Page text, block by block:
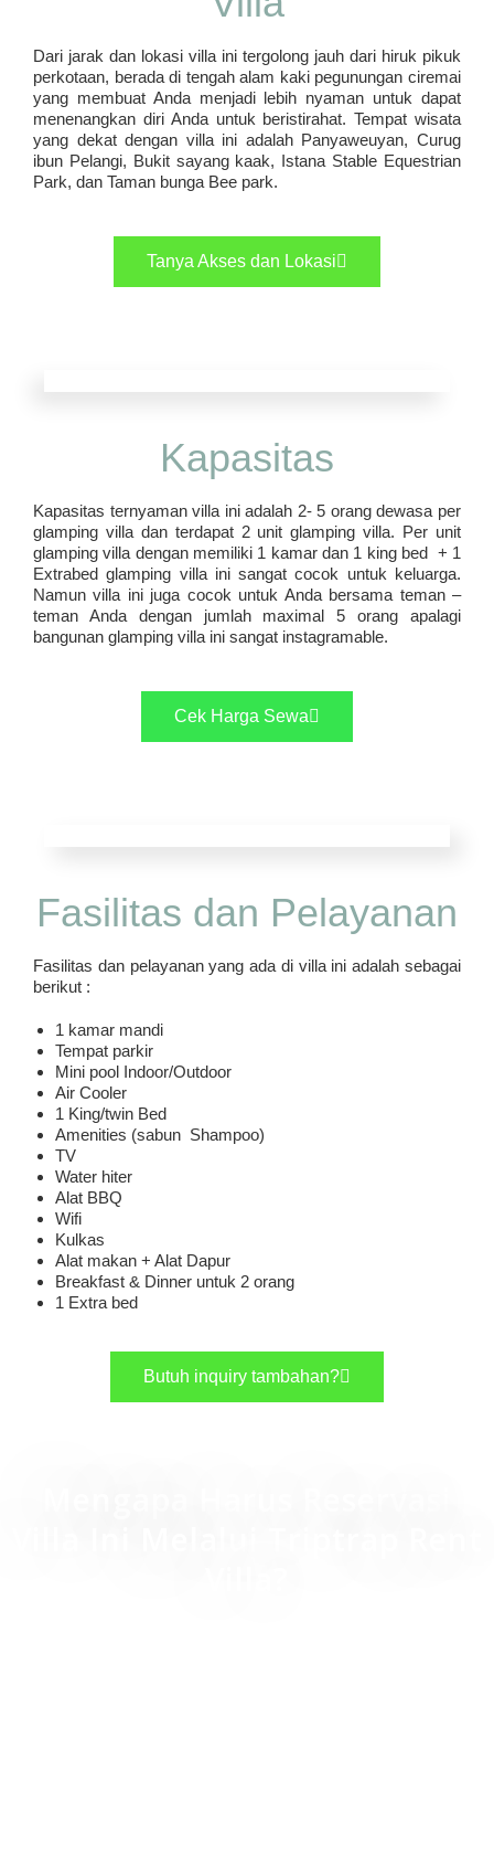
Dari jarak dan lokasi villa ini tergolong jauh dari hiruk pikuk
perkotaan, berada di tengah alam kaki pegunungan ciremai
yang membuat Anda menjadi lebih nyaman untuk dapat
menenangkan diri Anda untuk beristirahat. Tempat wisata
yang dekat dengan villa ini adalah Panyaweuyan, Curug
ibun Pelangi, Bukit sayang kaak, Istana Stable Equestrian
Park, dan Taman bunga Bee park.
Tanya Akses dan Lokasi
Kapasitas
Kapasitas ternyaman villa ini adalah 2- 5 orang dewasa per
glamping villa dan terdapat 2 unit glamping villa. Per unit
glamping villa dengan memiliki 1 kamar dan 1 king bed + 1
Extrabed glamping villa ini sangat cocok untuk keluarga.
Namun villa ini juga cocok untuk Anda bersama teman –
teman Anda dengan jumlah maximal 5 orang apalagi
bangunan glamping villa ini sangat instagramable.
Cek Harga Sewa
Fasilitas dan Pelayanan
Fasilitas dan pelayanan yang ada di villa ini adalah sebagai
berikut :
1 kamar mandi
Tempat parkir
Mini pool Indoor/Outdoor
Air Cooler
1 King/twin Bed
Amenities (sabun Shampoo)
TV
Water hiter
Alat BBQ
Wifi
Kulkas
Alat makan + Alat Dapur
Breakfast & Dinner untuk 2 orang
1 Extra bed
Butuh inquiry tambahan?